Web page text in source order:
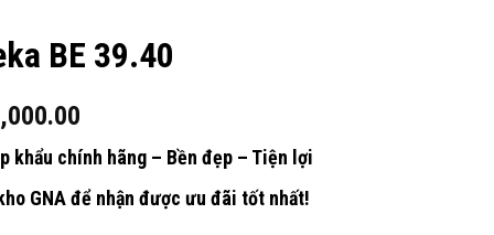
BE 39.40
khẩu chính hãng – Bền đẹp – Tiện lợi
GNA để nhận được ưu đãi tốt nhất!